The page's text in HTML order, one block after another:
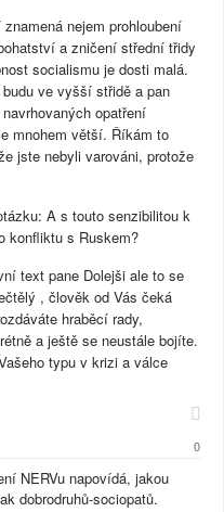
nejem prohloubení
a zničení střední třidy
socialismu je dosti malá.
ve vyšší střidě a pan
opatření
mnohem větší. Říkám to
jste nebyli varováni, protože
A s touto senzibilitou k
konfliktu s Ruskem?
text pane Dolejši ale to se
, člověk od Vás čeká
hraběcí rady,
a ještě se neustále bojíte.
typu v krizi a válce
0
NERVu napovídá, jakou
dobrodruhů-sociopatů.